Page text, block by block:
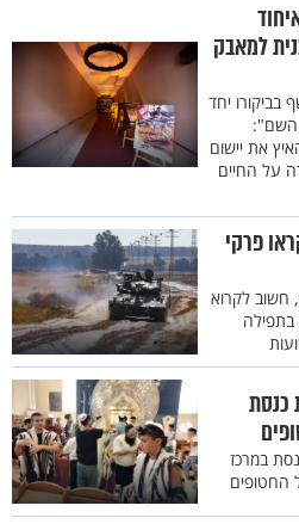
למאבק
בביקורו יחד
השם":
האיץ את יישום
על החיים
פרקי
חשוב לקרוא
כנסת
במרכז
החטופים